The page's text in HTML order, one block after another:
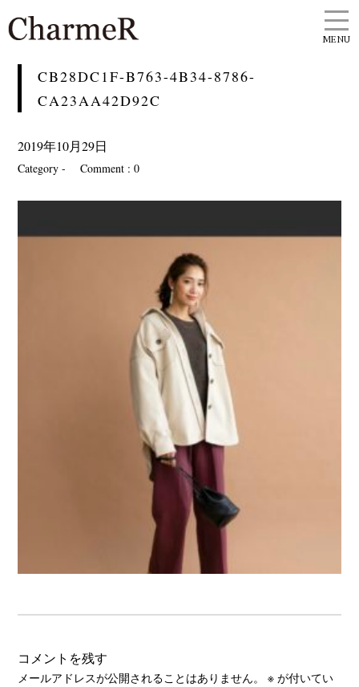
MENU
CB28DC1F-B763-4B34-8786-
CA23AA42D92C
2019年10月29日
Category - Comment : 0
コメントを残す
メールアドレスが公開されることはありません。 ※ が付いてい